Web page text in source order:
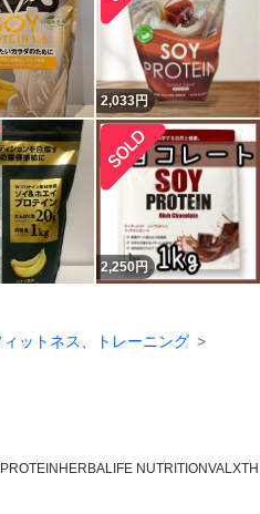
2,033円
2,250円
ィットネス、トレーニング
HERBALIFE NUTRITIONVALX